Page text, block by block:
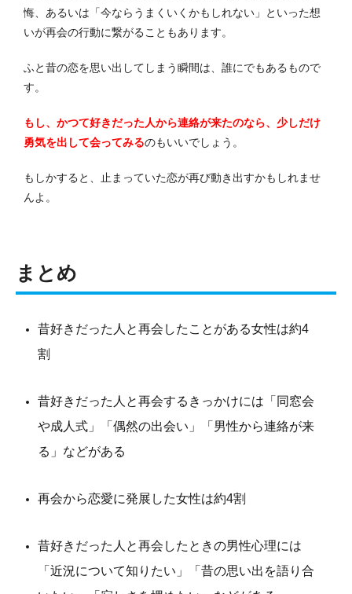
悔、あるいは「今ならうまくいくかもしれない」といった想
いが再会の行動に繋がることもあります。
ふと昔の恋を思い出してしまう瞬間は、誰にでもあるもので
す。
もし、かつて好きだった人から連絡が来たのなら、少しだけ
勇気を出して会ってみるのもいいでしょう。
もしかすると、止まっていた恋が再び動き出すかもしれませ
んよ。
まとめ
昔好きだった人と再会したことがある女性は約4
割
昔好きだった人と再会するきっかけには「同窓会
や成人式」「偶然の出会い」「男性から連絡が来
る」などがある
再会から恋愛に発展した女性は約4割
昔好きだった人と再会したときの男性心理には
「近況について知りたい」「昔の思い出を語り合